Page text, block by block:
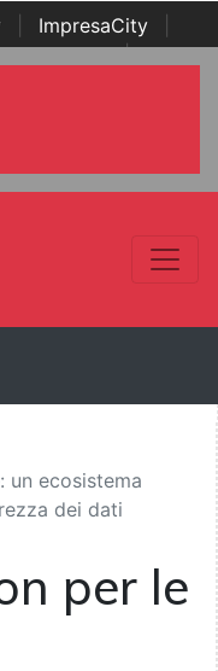
ImpresaCity
Awards | Italian
un ecosistema
dei dati
per le